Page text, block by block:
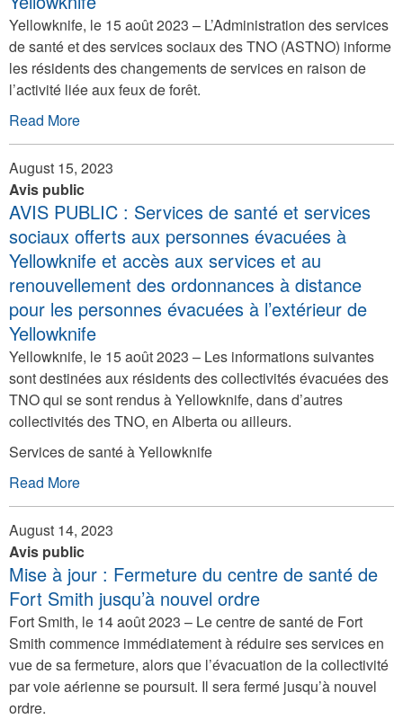
Yellowknife, le 15 août 2023 – L’Administration des services
de santé et des services sociaux des TNO (ASTNO) informe
les résidents des changements de services en raison de
l’activité liée aux feux de forêt.
Read More
August 15, 2023
Avis public
AVIS PUBLIC : Services de santé et services
sociaux offerts aux personnes évacuées à
Yellowknife et accès aux services et au
renouvellement des ordonnances à distance
pour les personnes évacuées à l’extérieur de
Yellowknife
Yellowknife, le 15 août 2023 – Les informations suivantes
sont destinées aux résidents des collectivités évacuées des
TNO qui se sont rendus à Yellowknife, dans d’autres
collectivités des TNO, en Alberta ou ailleurs.
Services de santé à Yellowknife
Read More
August 14, 2023
Avis public
Mise à jour : Fermeture du centre de santé de
Fort Smith jusqu’à nouvel ordre
Fort Smith, le 14 août 2023 – Le centre de santé de Fort
Smith commence immédiatement à réduire ses services en
vue de sa fermeture, alors que l’évacuation de la collectivité
par voie aérienne se poursuit. Il sera fermé jusqu’à nouvel
ordre.